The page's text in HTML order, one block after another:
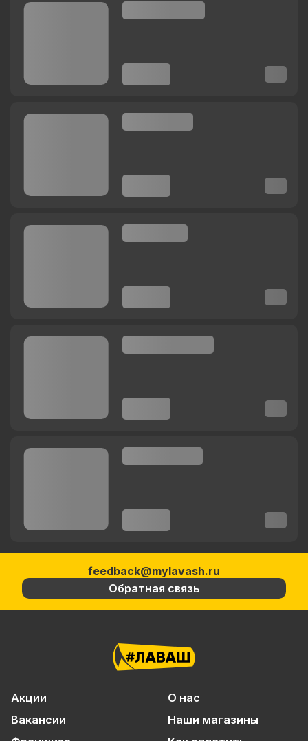
feedback@mylavash.ru
Обратная связь
Акции
О нас
Вакансии
Наши магазины